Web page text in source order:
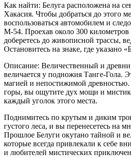
Как найти: Белуга расположена на
Хакасия. Чтобы добраться до этого
воспользоваться автомобилем и
М-54. Проехав около 300
доберетесь до живописной трассы,
Остановитесь на знаке, где указано
Описание: Величественный и
величается у подножия Танге-Гола.
магией и непостижимой
горы, вы ощутите дух мощи и
каждый уголок этого места.
Поднимитесь по крутым и диким
густого леса, и вы перенесетесь на
Прошлое Белуги окутано тайной и
которые всегда привлекали к себе
и любителей мистических